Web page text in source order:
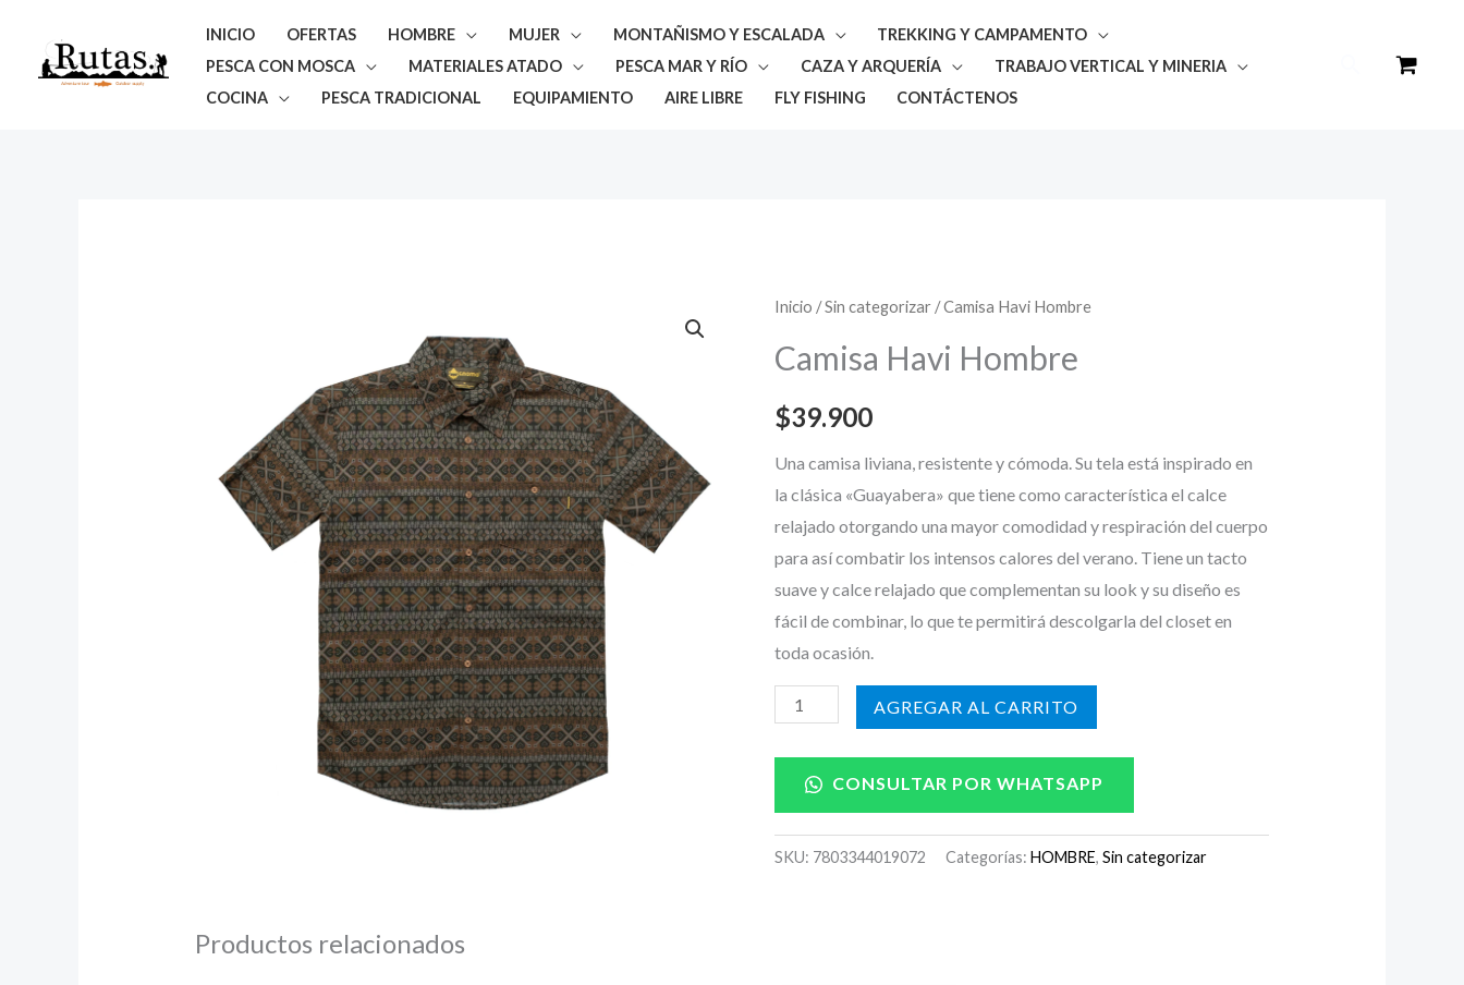
contenido
INICIO OFERTAS HOMBRE MUJER MONTAÑISMO Y ESCALADA
TREKKING Y CAMPAMENTO
PESCA CON MOSCA
MATERIALES ATADO PESCA MAR Y RÍO CAZA Y ARQUERÍA
TRABAJO VERTICAL Y MINERIA
COCINA
PESCA TRADICIONAL EQUIPAMIENTO AIRE LIBRE FLY FISHING CONTÁCTENOS
Buscar
Inicio /Sin categorizar / Camisa Havi Hombre
Camisa Havi Hombre
$39.900
Una camisa liviana, resistente y cómoda. Su tela está inspirado en
la clásica «Guayabera» que tiene como característica el calce
relajado otorgando una mayor comodidad y respiración del cuerpo
para así combatir los intensos calores del verano. Tiene un tacto
suave y calce relajado que complementan su look y su diseño es
fácil de combinar, lo que te permitirá descolgarla del closet en
toda ocasión.
Camisa
Hombre
cantidad
AÑADIR AL CARRITO
CONSULTAR POR WHATSAPP
SKU: 7803344019072 Categorías:HOMBRE,Sin categorizar
Productos relacionados